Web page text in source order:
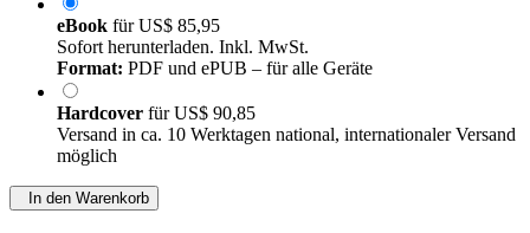
eBook fürUS$ 85,95
Sofort herunterladen. Inkl. MwSt.
Format: PDF und ePUB – für alle Geräte
Hardcover fürUS$ 90,85
Versand in ca. 10 Werktagen national, internationaler Versand
möglich
In den Warenkorb